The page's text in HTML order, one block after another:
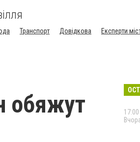
Транспорт Довідкова
Експерти
обяжут
17:00